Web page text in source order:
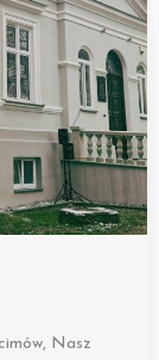
, Nasz